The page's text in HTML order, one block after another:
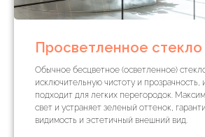
Просветленное стекло
Обычное бесцветное (осветленное)
исключительную чистоту и прозрачность,
подходит для легких перегородок.
свет и устраняет зеленый оттенок,
видимость и эстетичный внешний вид.